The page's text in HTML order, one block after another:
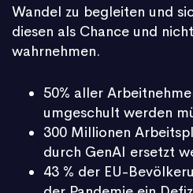
Wandel zu begleiten und
diesen als Chance und
wahrnehmen.
50% aller
umgeschult werden
300 Millionen
durch GenAI ersetzt
43 % der EU-